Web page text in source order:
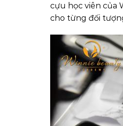
cựu học viên của
cho từng đối